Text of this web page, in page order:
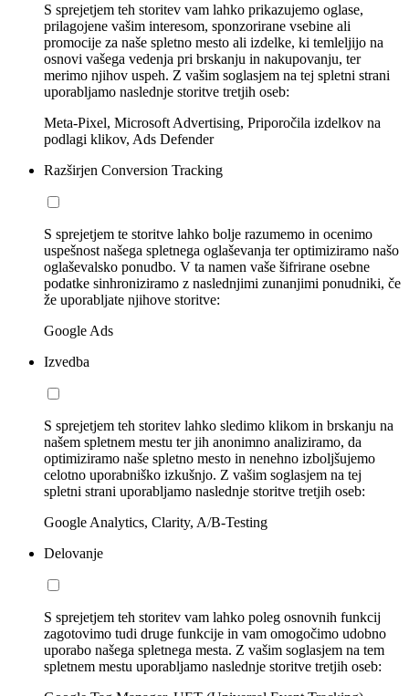
S sprejetjem teh storitev vam lahko prikazujemo oglase,
prilagojene vašim interesom, sponzorirane vsebine ali
promocije za naše spletno mesto ali izdelke, ki temleljijo na
osnovi vašega vedenja pri brskanju in nakupovanju, ter
merimo njihov uspeh. Z vašim soglasjem na tej spletni strani
uporabljamo naslednje storitve tretjih oseb:
Meta-Pixel, Microsoft Advertising, Priporočila izdelkov na
podlagi klikov, Ads Defender
Razširjen Conversion Tracking
S sprejetjem te storitve lahko bolje razumemo in ocenimo
uspešnost našega spletnega oglaševanja ter optimiziramo našo
oglaševalsko ponudbo. V ta namen vaše šifrirane osebne
podatke sinhroniziramo z naslednjimi zunanjimi ponudniki, če
že uporabljate njihove storitve:
Google Ads
Izvedba
S sprejetjem teh storitev lahko sledimo klikom in brskanju na
našem spletnem mestu ter jih anonimno analiziramo, da
optimiziramo naše spletno mesto in nenehno izboljšujemo
celotno uporabniško izkušnjo. Z vašim soglasjem na tej
spletni strani uporabljamo naslednje storitve tretjih oseb:
Google Analytics, Clarity, A/B-Testing
Delovanje
S sprejetjem teh storitev vam lahko poleg osnovnih funkcij
zagotovimo tudi druge funkcije in vam omogočimo udobno
uporabo našega spletnega mesta. Z vašim soglasjem na tem
spletnem mestu uporabljamo naslednje storitve tretjih oseb: